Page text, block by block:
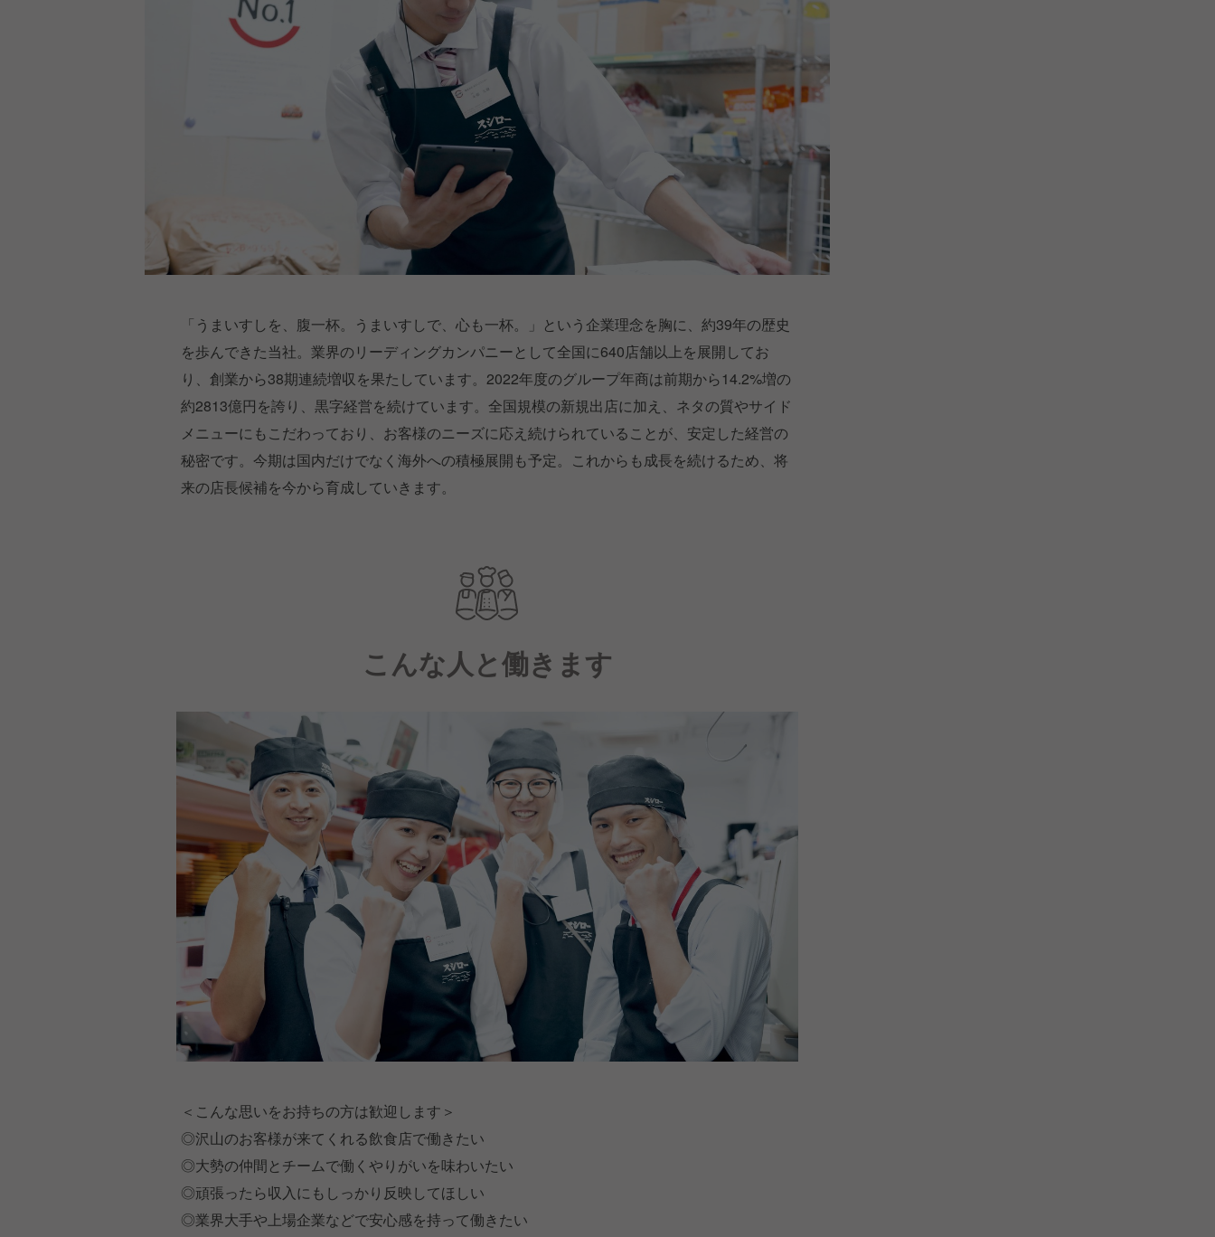
「うまいすしを、腹一杯。うまいすしで、心も一杯。」という企業理念を胸に、約39年の歴史
を歩んできた当社。業界のリーディングカンパニーとして全国に640店舗以上を展開してお
り、創業から38期連続増収を果たしています。2022年度のグループ年商は前期から14.2%増の
約2813億円を誇り、黒字経営を続けています。全国規模の新規出店に加え、ネタの質やサイド
メニューにもこだわっており、お客様のニーズに応え続けられていることが、安定した経営の
秘密です。今期は国内だけでなく海外への積極展開も予定。これからも成長を続けるため、将
来の店長候補を今から育成していきます。
こんな人と働きます
＜こんな思いをお持ちの方は歓迎します＞
◎沢山のお客様が来てくれる飲食店で働きたい
◎大勢の仲間とチームで働くやりがいを味わいたい
◎頑張ったら収入にもしっかり反映してほしい
◎業界大手や上場企業などで安心感を持って働きたい